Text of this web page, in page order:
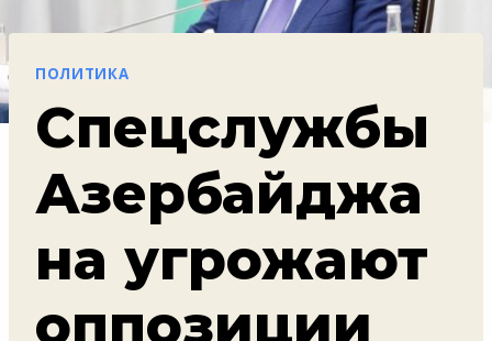
ПОЛИТИКА
Спецслужбы
Азербайджа
на угрожают
оппозиции